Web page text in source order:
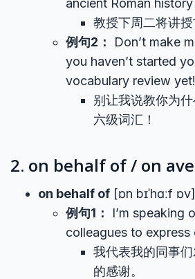
ancient Roman
教授下周二将讲授
例句2：
Don’t make
you haven’t started
vocabulary review yet!
别让我说教你为
六级词汇！
2. on behalf of / on
on behalf of [ɒn bɪˈhɑːf
例句1：
I’m speaking
colleagues to express
我代表我的同事
的感谢。